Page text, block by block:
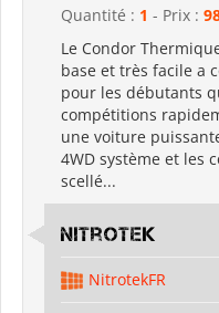
Quantité : 1 - Prix :
Le Condor
base et très facile a
pour les débutants
compétitions
une voiture
4WD système et les
scellé...
Nitrotek
NitrotekFR